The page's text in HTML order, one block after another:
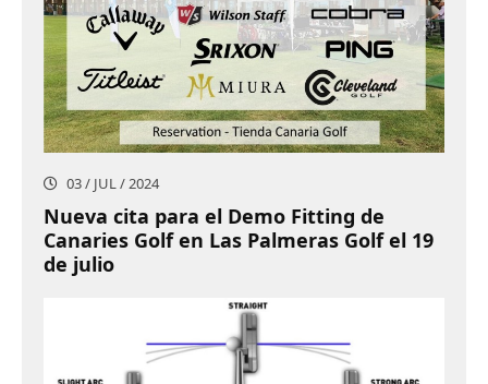
03 / JUL / 2024
Nueva cita para el Demo Fitting de
Canaries Golf en Las Palmeras Golf el 19
de julio